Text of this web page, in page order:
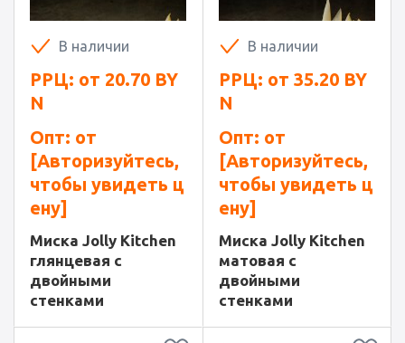
В наличии
РРЦ: от 20.70 BY
N
Опт: от
[Авторизуйтесь,
чтобы увидеть ц
ену]
Миска Jolly Kitchen
глянцевая с
двойными
стенками
В наличии
РРЦ: от 35.20 BY
N
Опт: от
[Авторизуйтесь,
чтобы увидеть ц
ену]
Миска Jolly Kitchen
матовая с
двойными
стенками